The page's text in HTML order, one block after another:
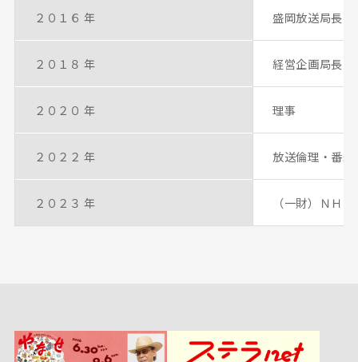
２０１６ 年 盛岡放送局長
２０１８ 年 経営企画局長
２０２０ 年 理事
２０２２ 年 放送倫理・番
２０２３ 年 （一財）ＮＨ